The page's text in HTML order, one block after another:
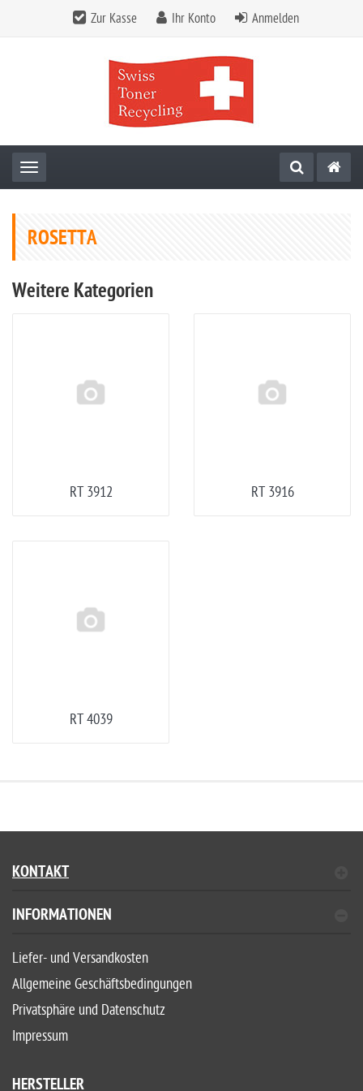
Zur Kasse Ihr Konto Anmelden
Toggle navigation
ROSETTA
Weitere Kategorien
RT 3912 RT 3916
RT 4039
KONTAKT
INFORMATIONEN
Liefer- und Versandkosten
Allgemeine Geschäftsbedingungen
Privatsphäre und Datenschutz
Impressum
HERSTELLER